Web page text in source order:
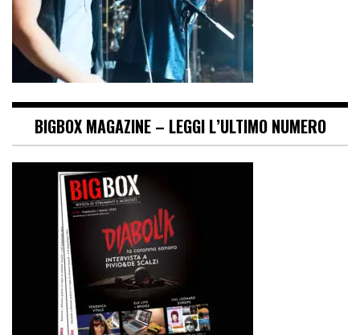
BIGBOX MAGAZINE – LEGGI L’ULTIMO NUMERO